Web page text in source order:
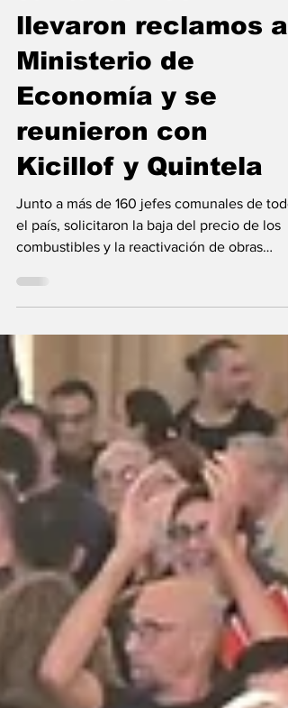
justicialistas
santafesinos
llevaron reclamos al
Ministerio de
Economía y se
reunieron con
Kicillof y Quintela
el país, solicitaron la baja del precio de los
combustibles y la reactivación de obras
estuvieron Pablo Corsalini de Pérez y Adrián
Biyovich de Luis Palacios. Pablo Corsalini,
intendente de Pérez, el gobernador Kicillof
el presidente comunal de Luis Palacios,
Adrián Biyovich Intendentes peronistas de
Santa Fe nucleados en el espacio Vamos
participaron este martes de una jornada de
gestion